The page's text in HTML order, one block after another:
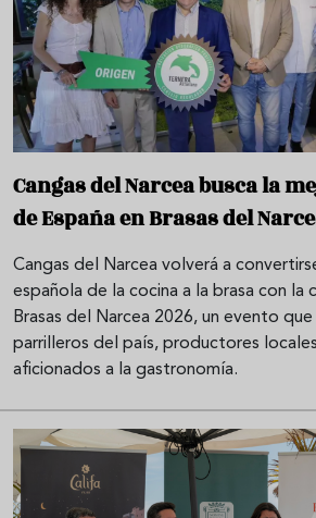
Cangas del Narcea busca la
de España en Brasas del
Cangas del Narcea volverá a
española de la cocina a la brasa con la
Brasas del Narcea 2026, un evento
parrilleros del país, productores
aficionados a la gastronomía.